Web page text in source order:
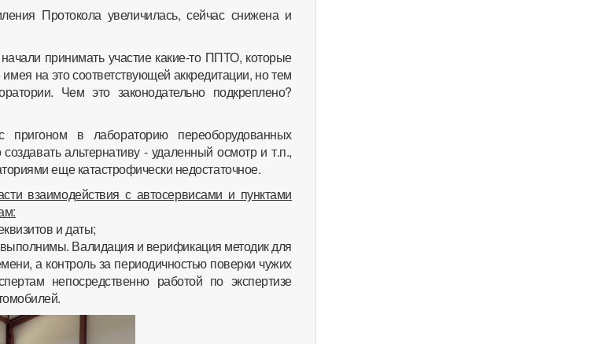
Протокола увеличилась, сейчас снижена и
принимать участие какие-то ППТО, которые
на это соответствующей аккредитации, но тем
Чем это законодательно подкреплено?
в лабораторию переоборудованных
альтернативу - удаленный осмотр и т.п.,
еще катастрофически недостаточное.
взаимодействия с автосервисами и пунктами
и даты;
Валидация и верификация методик для
а контроль за периодичностью поверки чужих
непосредственно работой по экспертизе